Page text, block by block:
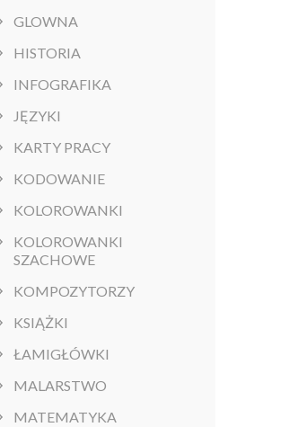
GLOWNA
HISTORIA
INFOGRAFIKA
JĘZYKI
KARTY PRACY
KODOWANIE
KOLOROWANKI
KOLOROWANKI
SZACHOWE
KOMPOZYTORZY
KSIĄŻKI
ŁAMIGŁÓWKI
MALARSTWO
MATEMATYKA